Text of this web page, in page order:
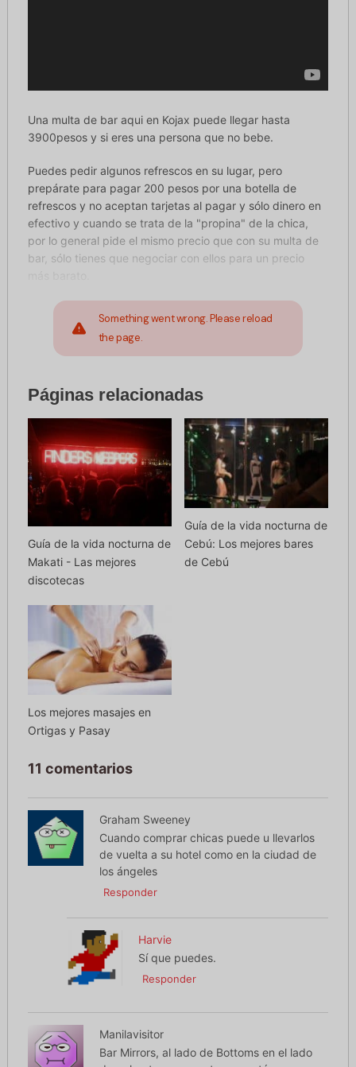
Una multa de bar aqui en Kojax puede llegar hasta
3900pesos y si eres una persona que no bebe.
Puedes pedir algunos refrescos en su lugar, pero
prepárate para pagar 200 pesos por una botella de
refrescos y no aceptan tarjetas al pagar y sólo dinero en
efectivo y cuando se trata de la "propina" de la chica,
por lo general pide el mismo precio que con su multa de
bar, sólo tienes que negociar con ellos para un precio
Something went wrong. Please reload
the page.
Páginas relacionadas
Guía de la vida nocturna de
Makati - Las mejores
discotecas
Guía de la vida nocturna de
Cebú: Los mejores bares
de Cebú
Los mejores masajes en
Ortigas y Pasay
11 comentarios
Graham Sweeney
Cuando comprar chicas puede u llevarlos
de vuelta a su hotel como en la ciudad de
los ángeles
Responder
Harvie
Sí que puedes.
Responder
Manilavisitor
Bar Mirrors, al lado de Bottoms en el lado